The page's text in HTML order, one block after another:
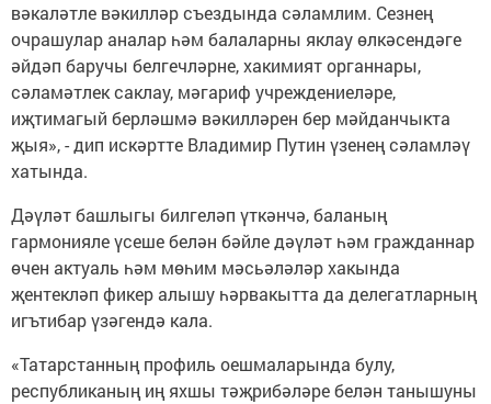
вәкаләтле вәкилләр съездында сәламлим. Сезнең
очрашулар аналар һәм балаларны яклау өлкәсендәге
әйдәп баручы белгечләрне, хакимият органнары,
сәламәтлек саклау, мәгариф учреждениеләре,
иҗтимагый берләшмә вәкилләрен бер мәйданчыкта
җыя», - дип искәртте Владимир Путин үзенең сәламләү
хатында.
Дәүләт башлыгы билгеләп үткәнчә, баланың
гармонияле үсеше белән бәйле дәүләт һәм гражданнар
өчен актуаль һәм мөһим мәсьәләләр хакында
җентекләп фикер алышу һәрвакытта да делегатларның
игътибар үзәгендә кала.
«Татарстанның профиль оешмаларында булу,
республиканың иң яхшы тәҗрибәләре белән танышуны